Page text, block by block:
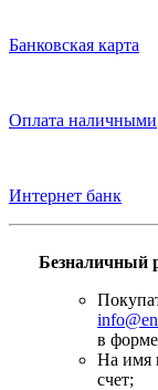
Банковская карта
Оплата наличными
Интернет банк
Безналичный
в
На имя
счет;